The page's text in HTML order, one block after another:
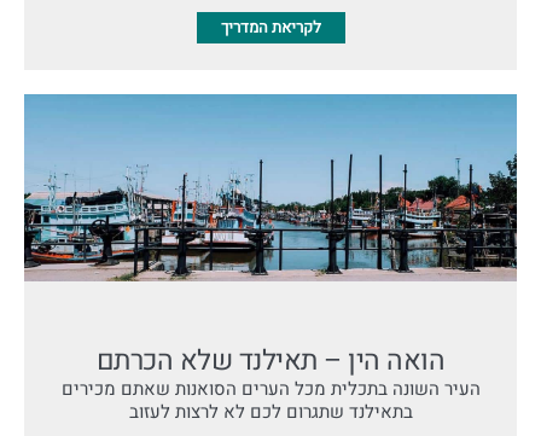
לקריאת המדריך
הואה הין – תאילנד שלא הכרתם
העיר השונה בתכלית מכל הערים הסואנות שאתם מכירים
בתאילנד שתגרום לכם לא לרצות לעזוב